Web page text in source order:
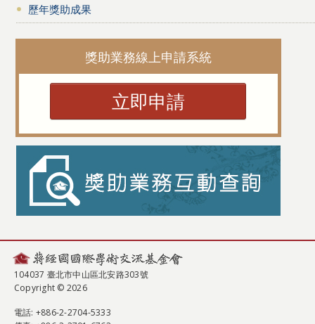
歷年獎助成果
獎助業務線上申請系統
立即申請
104037 臺北市中山區北安路303號
Copyright © 2026
電話: +886-2-2704-5333